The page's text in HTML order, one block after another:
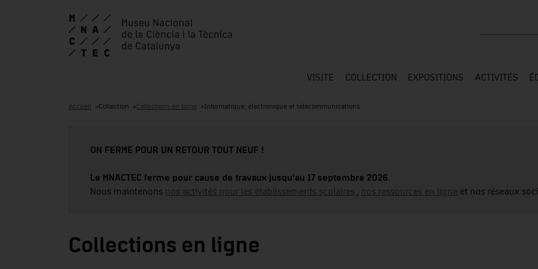
VISITE COLLECTION EXPOSITIONS ACTIVITÉS
Accueil Collection Collections en ligne Informatique, électronique et télécommunications
ON FERME POUR UN RETOUR TOUT NEUF !
Le MNACTEC ferme pour cause de travaux jusqu'au 17 septembre 2026.
Nous maintenons nos activités pour les établissements scolaires, nos ressources en ligne et nos réseaux
Collections en ligne